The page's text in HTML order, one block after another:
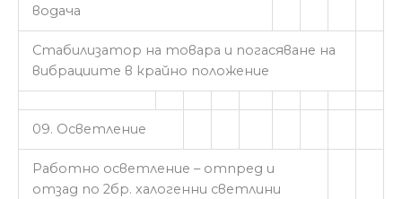
водача
Стабилизатор на товара и погасяване на
вибрациите в крайно положение
09. Осветление
Работно осветление – отпред и
отзад по 2бр. халогенни светлини